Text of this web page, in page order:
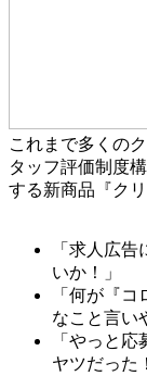
これまで多くの
タッフ評価制度
する新商品『ク
「求人広
いか！」
「何が『
なこと言い
「やっと
ヤツだった